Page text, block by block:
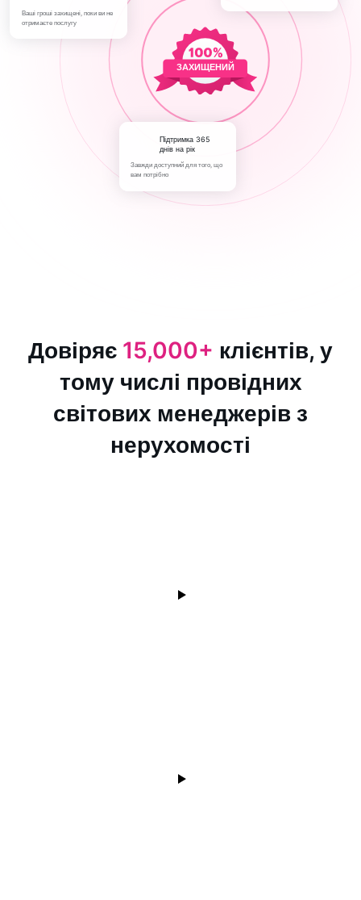
ЗАХИЩЕНИЙ
Ваші гроші захищені, поки ви не
отримаєте послугу
Підтримка 365
днів на рік
Завжди доступний для того, що
вам потрібно
Довіряє 15,000+ клієнтів, у
тому числі провідних
світових менеджерів з
нерухомості